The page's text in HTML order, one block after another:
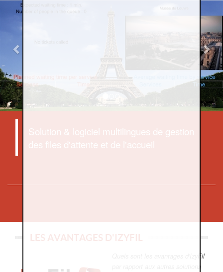
Solution & logiciel multilingues de gestion
des files d'attente et de l'accueil
LES AVANTAGES D'IZYFIL
Quels sont les avantages d'IzyFil
par rapport aux autres solutions